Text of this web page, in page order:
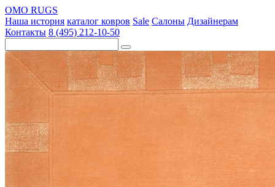
OMO RUGS
Наша история каталог ковров Sale Салоны Дизайнерам
Контакты 8 (495) 212-10-50